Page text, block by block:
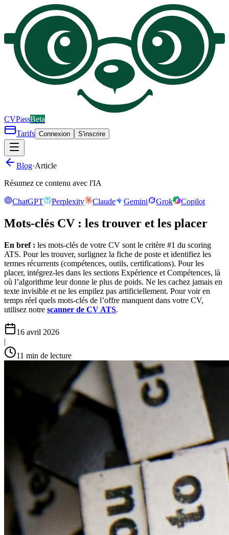
CVPassBeta
Tarifs Connexion S'inscrire
Blog·Article
Résumez ce contenu avec l'IA
ChatGPT Perplexity Claude Gemini Grok Copilot
Mots-clés CV : les trouver et les placer
En bref : les mots-clés de votre CV sont le critère #1 du scoring
ATS. Pour les trouver, surlignez la fiche de poste et identifiez les
termes récurrents (compétences, outils, certifications). Pour les
placer, intégrez-les dans les sections Expérience et Compétences, là
où l’algorithme leur donne le plus de poids. Ne les cachez jamais en
texte invisible et ne les empilez pas artificiellement. Pour voir en
temps réel quels mots-clés de l’offre manquent dans votre CV,
utilisez notre scanner de CV ATS.
16 avril 2026
|
11 min de lecture